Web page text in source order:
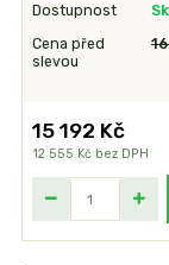
Dostupnost
Cena před
slevou
15 192 Kč
12 555 Kč bez DPH